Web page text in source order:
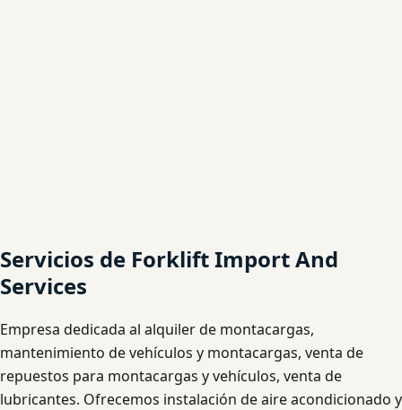
Servicios de Forklift Import And
Services
Empresa dedicada al alquiler de montacargas,
mantenimiento de vehículos y montacargas, venta de
repuestos para montacargas y vehículos, venta de
lubricantes. Ofrecemos instalación de aire acondicionado y